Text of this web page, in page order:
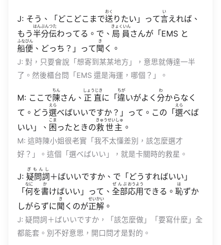
J: そう、「どこどこまで送
おく
りたい」って言
い
えれば、
もう半分
はんぶん
伝
つた
わってる。で、 局員
きょくいん
さんが「EMS と
船便
ふなびん
、どっち？」って聞
き
く。
J: 對，只要會說「想寄到某某地方」，意思就傳達一半
了。然後櫃台問「EMS 還是海運，哪個？」。
M: ここで陳
ちん
さん、 正直
しょうじき
に「違
ちが
いがよく 分
わ
からなく
て。どう選
えら
べばいいですか？」って。この「選
えら
べば
いい」、 困
こま
ったときの救世主
きゅうせいしゅ
。
M: 這時陳小姐很老實「我不太懂差別，該怎麼選才
好？」。這個「選べばいい」，就是卡關時的救星。
J: 疑問詞
ぎもんし
＋ばいいですか、で「どうすればいい」
「何
なに
を書
か
けばいい」って、 全部
ぜんぶ
応用
おうよう
できる。 恥
は
ずか
しがらずに聞
き
くのが正解
せいかい
。
J: 疑問詞＋ばいいですか，「該怎麼做」「要寫什麼」全
都能套。別不好意思，開口問才是對的。